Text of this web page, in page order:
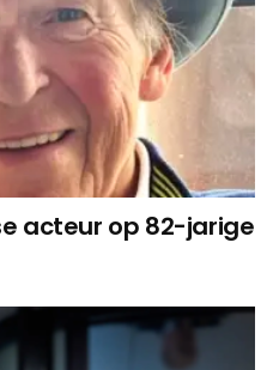
acteur op 82-jarige